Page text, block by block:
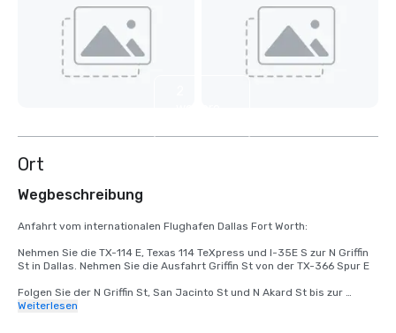
Ort
Wegbeschreibung
Anfahrt vom internationalen Flughafen Dallas Fort Worth:
Nehmen Sie die TX-114 E, Texas 114 TeXpress und I-35E S zur N Griffin
St in Dallas. Nehmen Sie die Ausfahrt Griffin St von der TX-366 Spur E
Folgen Sie der N Griffin St, San Jacinto St und N Akard St bis zur
Pacific Ave
Weiterlesen